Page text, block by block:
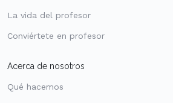
La vida del profesor
Conviértete en profesor
Acerca de nosotros
Qué hacemos